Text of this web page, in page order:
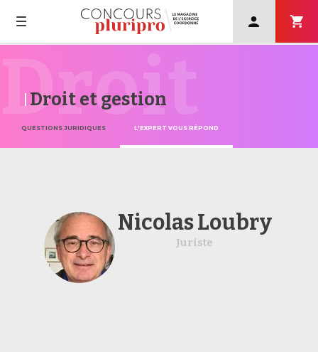
navigation
account
menu
Droit et gestion
Droit
QUESTIONS JURIDIQUES L'EXPERT VOUS RÉPOND
Nicolas Loubry
Juriste